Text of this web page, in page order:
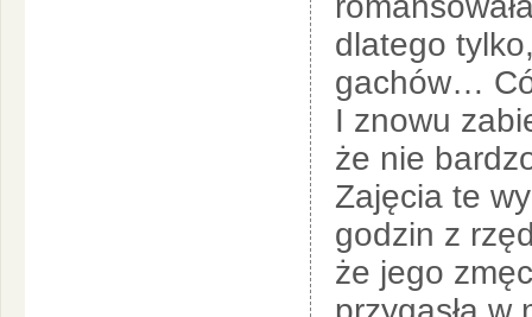
dlatego
gachów…
I znowu
że nie
Zajęcia te
godzin z
że jego